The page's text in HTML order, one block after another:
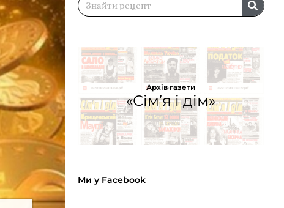
Архів газети
«Сім’я і дім»
Ми у Facebook